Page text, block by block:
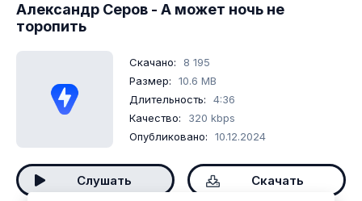
Александр Серов - А может ночь не
торопить
Скачано:
8 195
Размер:
10.6 MB
Длительность:
4:36
Качество:
320 kbps
Опубликовано:
10.12.2024
Слушать Скачать